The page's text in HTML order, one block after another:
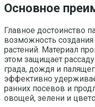
Основное
Главное достоинство
возможность
растений. Материал
этом защищает
града, дождя и
эффективно
ранних посевов и
овощей, зелени и